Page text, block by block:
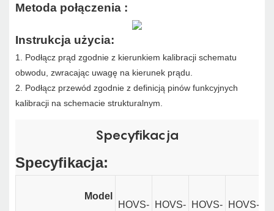
Metoda połączenia :
Instrukcja użycia:
1. Podłącz prąd zgodnie z kierunkiem kalibracji schematu
obwodu, zwracając uwagę na kierunek prądu.
2. Podłącz przewód zgodnie z definicją pinów funkcyjnych
kalibracji na schemacie strukturalnym.
Specyfikacja
Specyfikacja:
Model
HOVS-
HOVS-
HOVS-
HOVS-